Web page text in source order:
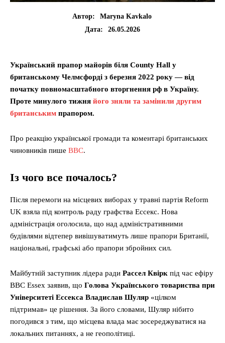
Автор:
Maryna Kavkalo
Дата:
26.05.2026
Український прапор майорів біля County Hall у
британському Челмсфорді з березня 2022 року — від
початку повномасштабного вторгнення рф в Україну.
Проте минулого тижня його зняли та замінили другим
британським прапором.
Про реакцію української громади та коментарі британських
чиновників пише ВВС.
Із чого все почалось?
Після перемоги на місцевих виборах у травні партія Reform
UK взяла під контроль раду графства Ессекс. Нова
адміністрація оголосила, що над адміністративними
будівлями відтепер вивішуватимуть лише прапори Британії,
національні, графські або прапори збройних сил.
Майбутній заступник лідера ради Рассел Квірк під час ефіру
BBC Essex заявив, що Голова Українського товариства при
Університеті Ессекса Владислав Шуляр «цілком
підтримав» це рішення. За його словами, Шуляр нібито
погодився з тим, що місцева влада має зосереджуватися на
локальних питаннях, а не геополітиці.